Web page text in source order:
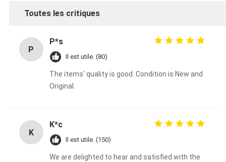
Toutes les critiques
P
P*s
Il est utile. (80)
The items' quality is good. Condition is New and
Original.
K
K*c
Il est utile. (150)
We are delighted to hear and satisfied with the